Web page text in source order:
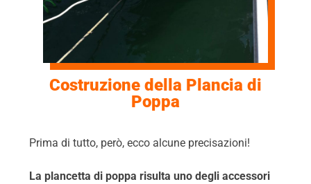
Costruzione della Plancia di
Poppa
Prima di tutto, però, ecco alcune precisazioni!
La plancetta di poppa risulta uno degli accessori